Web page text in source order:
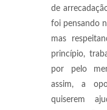
de
foi pensando
mas
princípio,
por pelo
assim, a
quiserem